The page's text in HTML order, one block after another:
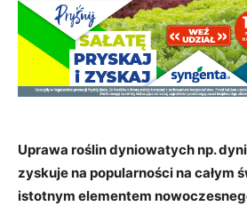
Uprawa roślin dyniowatych np.
zyskuje na popularności na całym
istotnym elementem